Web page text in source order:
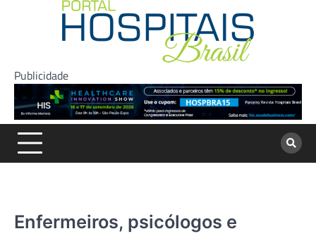
Publicidade
Enfermeiros, psicólogos e